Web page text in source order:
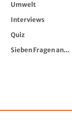
Umwelt
Interviews
Quiz
Sieben Fragen an...